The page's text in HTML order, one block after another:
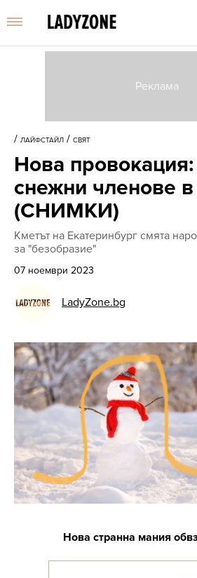
/ ЛАЙФСТАЙЛ / СВЯТ
Нова
снежни членове
(СНИМКИ)
Кметът на Екатеринбург смята
за "безобразие"
07 ноември 2023
LadyZone.bg
Нова странна мания